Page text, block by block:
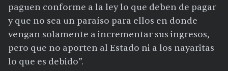
paguen conforme a la ley lo que deben de pagar
y que no sea un paraíso para ellos en donde
vengan solamente a incrementar sus ingresos,
pero que no aporten al Estado ni a los nayaritas
lo que es debido”.